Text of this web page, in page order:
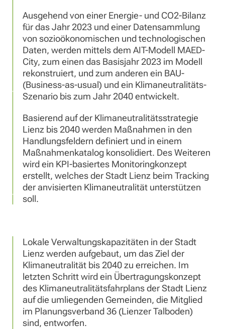
Ausgehend von einer Energie- und CO2-Bilanz
für das Jahr 2023 und einer Datensammlung
von sozioökonomischen und technologischen
Daten, werden mittels dem AIT-Modell MAED-
City, zum einen das Basisjahr 2023 im Modell
rekonstruiert, und zum anderen ein BAU-
(Business-as-usual) und ein Klimaneutralitäts-
Szenario bis zum Jahr 2040 entwickelt.
Basierend auf der Klimaneutralitätsstrategie
Lienz bis 2040 werden Maßnahmen in den
Handlungsfeldern definiert und in einem
Maßnahmenkatalog konsolidiert. Des Weiteren
wird ein KPI-basiertes Monitoringkonzept
erstellt, welches der Stadt Lienz beim Tracking
der anvisierten Klimaneutralität unterstützen
soll.
Lokale Verwaltungskapazitäten in der Stadt
Lienz werden aufgebaut, um das Ziel der
Klimaneutralität bis 2040 zu erreichen. Im
letzten Schritt wird ein Übertragungskonzept
des Klimaneutralitätsfahrplans der Stadt Lienz
auf die umliegenden Gemeinden, die Mitglied
im Planungsverband 36 (Lienzer Talboden)
sind, entworfen.